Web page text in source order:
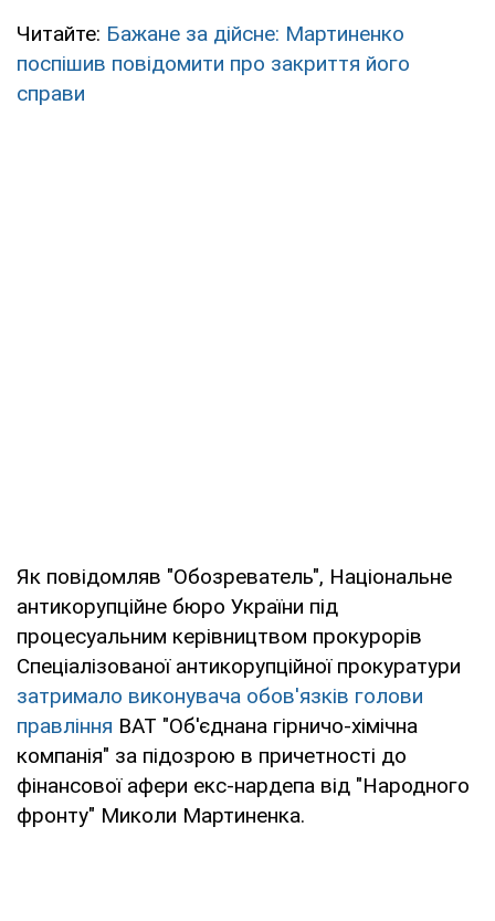
Читайте: Бажане за дійсне: Мартиненко
поспішив повідомити про закриття його
справи
Як повідомляв "Обозреватель", Національне
антикорупційне бюро України під
процесуальним керівництвом прокурорів
Спеціалізованої антикорупційної прокуратури
затримало виконувача обов'язків голови
правління ВАТ "Об'єднана гірничо-хімічна
компанія" за підозрою в причетності до
фінансової афери екс-нардепа від "Народного
фронту" Миколи Мартиненка.